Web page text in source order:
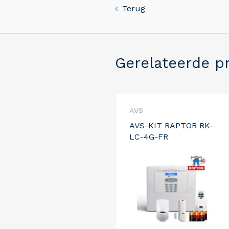
Terug
Gerelateerde
AVS
AVS-KIT RAPTOR RK-
LC-4G-FR